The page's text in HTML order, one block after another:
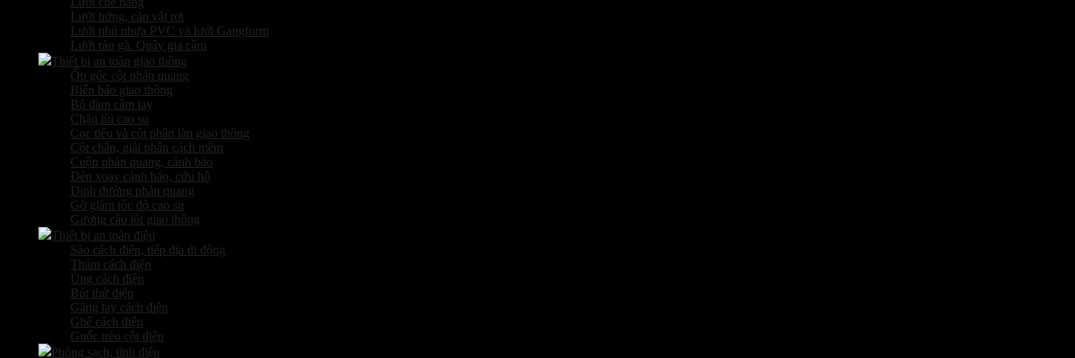
Lưới hứng, cản vật rơi
Lưới phủ nhựa PVC và lưới Gangform
Lưới rào gà. Quây gia cầm
Thiết bị an toàn giao thông
Ốp góc cột phản quang
Biển báo giao thông
Bộ đàm cầm tay
Chặn lùi cao su
Cọc tiêu và cột phân làn giao thông
Cột chắn, giải phân cách mềm
Cuộn phản quang, cảnh báo
Đèn xoay cảnh báo, cứu hộ
Đinh đường phản quang
Gờ giảm tốc độ cao su
Gương cầu lồi giao thông
Thiết bị an toàn điện
Sào cách điện, tiếp địa di động
Thảm cách điện
Ủng cách điện
Bút thử điện
Găng tay cách điện
Ghế cách điện
Guốc trèo cột điện
Phòng sạch, tĩnh điện